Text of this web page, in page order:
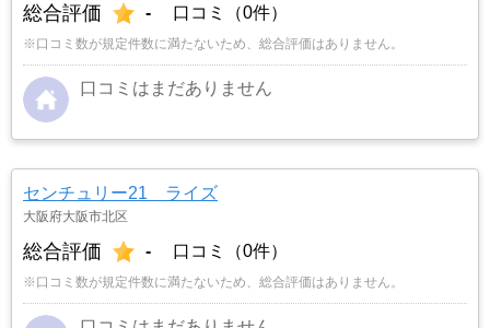
総合評価 - 口コミ（0件）
※口コミ数が規定件数に満たないため、総合評価はありません。
口コミはまだありません
センチュリー21 ライズ
大阪府大阪市北区
総合評価 - 口コミ（0件）
※口コミ数が規定件数に満たないため、総合評価はありません。